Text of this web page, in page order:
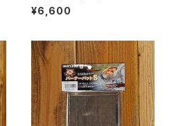
¥6,600